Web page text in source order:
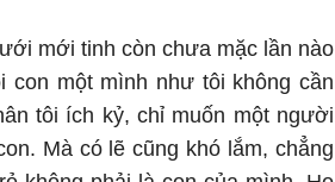
mới tinh còn chưa mặc lần nào
một mình như tôi không cần
tôi ích kỷ, chỉ muốn một người
Mà có lẽ cũng khó lắm, chẳng